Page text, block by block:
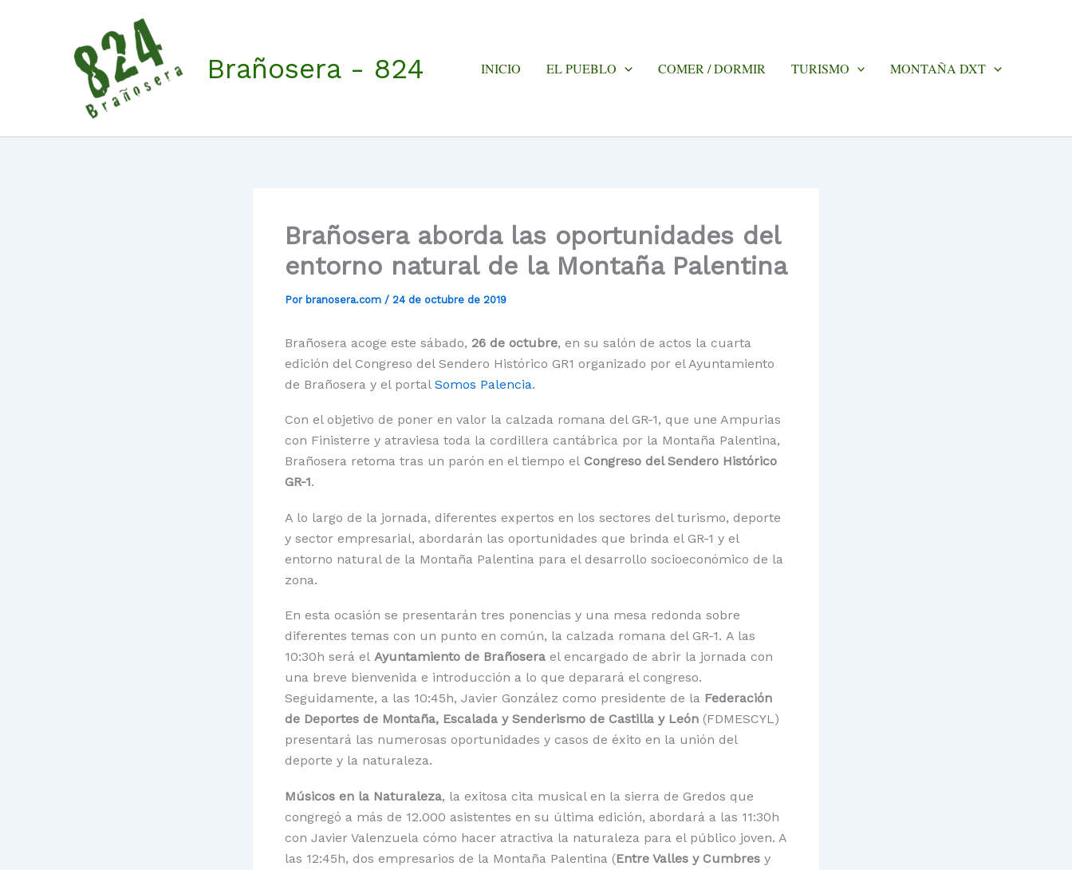
Brañosera - 824 INICIO EL PUEBLO COMER / DORMIR TURISMO MONTAÑA DXT
Brañosera aborda las oportunidades del
entorno natural de la Montaña Palentina
Por branosera.com / 24 de octubre de 2019
Brañosera acoge este sábado, 26 de octubre, en su salón de actos la cuarta
edición del Congreso del Sendero Histórico GR1 organizado por el Ayuntamiento
de Brañosera y el portal Somos Palencia.
Con el objetivo de poner en valor la calzada romana del GR-1, que une Ampurias
con Finisterre y atraviesa toda la cordillera cantábrica por la Montaña Palentina,
Brañosera retoma tras un parón en el tiempo el Congreso del Sendero Histórico
GR-1.
A lo largo de la jornada, diferentes expertos en los sectores del turismo, deporte
y sector empresarial, abordarán las oportunidades que brinda el GR-1 y el
entorno natural de la Montaña Palentina para el desarrollo socioeconómico de la
zona.
En esta ocasión se presentarán tres ponencias y una mesa redonda sobre
diferentes temas con un punto en común, la calzada romana del GR-1. A las
10:30h será el Ayuntamiento de Brañosera el encargado de abrir la jornada con
una breve bienvenida e introducción a lo que deparará el congreso.
Seguidamente, a las 10:45h, Javier González como presidente de la Federación
de Deportes de Montaña, Escalada y Senderismo de Castilla y León (FDMESCYL)
presentará las numerosas oportunidades y casos de éxito en la unión del
deporte y la naturaleza.
Músicos en la Naturaleza, la exitosa cita musical en la sierra de Gredos que
congregó a más de 12.000 asistentes en su última edición, abordará a las 11:30h
con Javier Valenzuela cómo hacer atractiva la naturaleza para el público joven. A
las 12:45h, dos empresarios de la Montaña Palentina (Entre Valles y Cumbres y